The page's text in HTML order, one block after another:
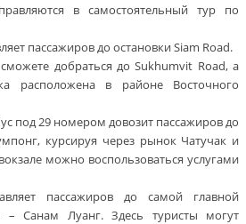
в самостоятельный тур по
пассажиров до остановки Siam Road.
добраться до Sukhumvit Road, а
расположена в районе Восточного
под 29 номером довозит пассажиров до
курсируя через рынок Чатучак и
можно воспользоваться услугами
пассажиров до самой главной
– Санам Луанг. Здесь туристы могут